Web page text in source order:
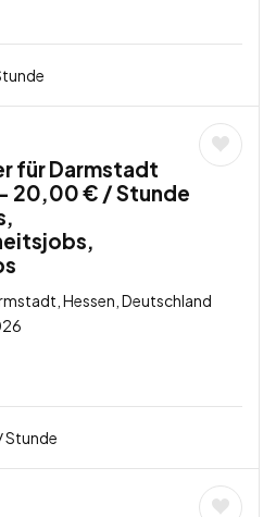
für Darmstadt
20,00 € / Stunde
Hessen, Deutschland
Stunde